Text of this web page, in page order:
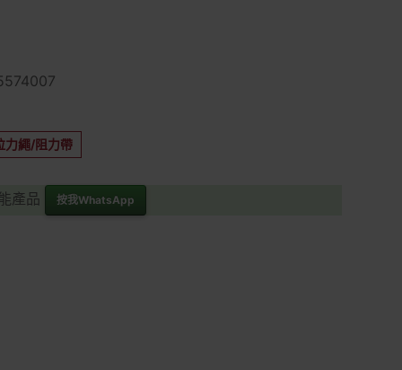
力繩/阻力帶
產品 按我WhatsApp